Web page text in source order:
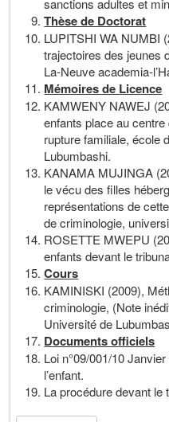
sanctions adultes et
Thèse de Doctorat
LUPITSHI WA NUMBI
trajectoires des jeunes
La-Neuve academia-
Mémoires de Licence
KAMWENY NAWEJ
enfants place au centre
rupture familiale, école
Lubumbashi.
KANAMA MUJINGA
le vécu des filles
représentations de
de criminologie,
ROSETTE MWEPU
enfants devant le
Cours
KAMINISKI (2009),
criminologie, (Note
Université de
Documents officiels
Loi n°09/001/10
l’enfant.
La procédure devant le